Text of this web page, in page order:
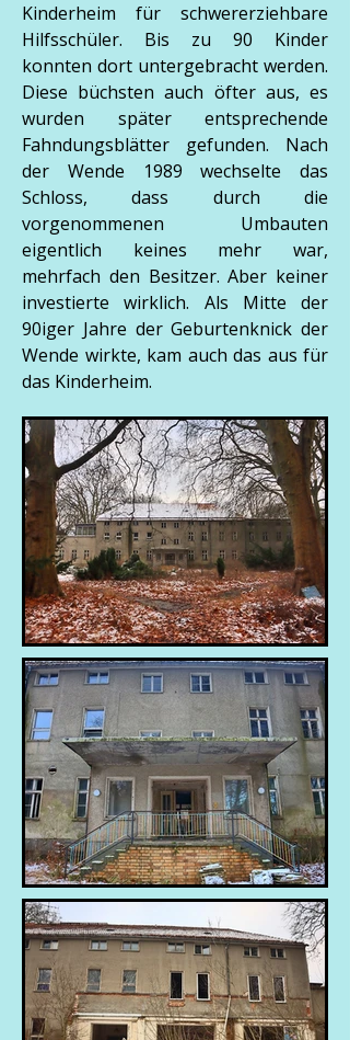
Kinderheim für schwererziehbare
Hilfsschüler. Bis zu 90 Kinder
konnten dort untergebracht werden.
Diese büchsten auch öfter aus, es
wurden später entsprechende
Fahndungsblätter gefunden. Nach
der Wende 1989 wechselte das
Schloss, dass durch die
vorgenommenen Umbauten
eigentlich keines mehr war,
mehrfach den Besitzer. Aber keiner
investierte wirklich. Als Mitte der
90iger Jahre der Geburtenknick der
Wende wirkte, kam auch das aus für
das Kinderheim.